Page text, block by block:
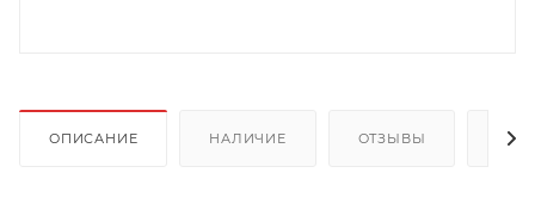
ОПИСАНИЕ НАЛИЧИЕ ОТЗЫВЫ